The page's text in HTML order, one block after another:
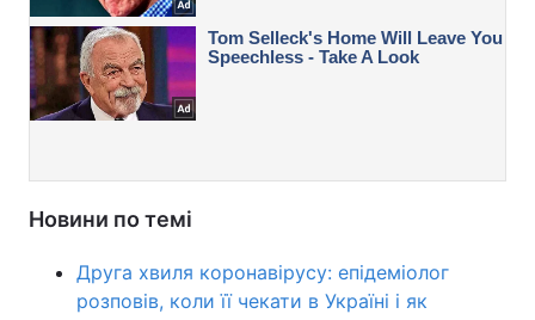
Новини по темі
Друга хвиля коронавірусу: епідеміолог
розповів, коли її чекати в Україні і як